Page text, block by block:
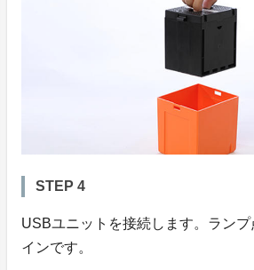
STEP 4
USBユニットを接続します。ラン
インです。